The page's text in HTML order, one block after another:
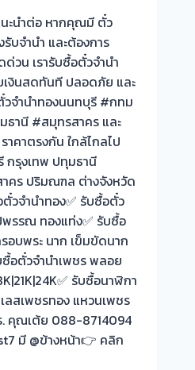
ด
ภัย
นะนำต่อ หากคุณมี ตั๋ว
รับจำนำ และต้องการ
ด่วน เรารับซื้อตั๋วจำนำ
เงินสดทันที ปลอดภัย และ
วจำนำทองนนทบุรี #กทม
านี #สมุทรสาคร และ
าคาตรงกัน ใกล้ไกลไป
รุงเทพ ปทุมธานี
คร ปริมณฑล ต่างจังหวัด
วจำนำทอง✅ รับซื้อตั๋ว
พรรณ ทองแท่ง✅ รับซื้อ
อบพระ นาก เข็มขัดนาก
ซื้อตั๋วจำนำเพชร พลอย
รับซื้อนาฬิกา
ลสเพชรทอง แหวนเพชร
. คุณเต้ย 088-8714094
มี @ข้างหน้า👉 คลิก